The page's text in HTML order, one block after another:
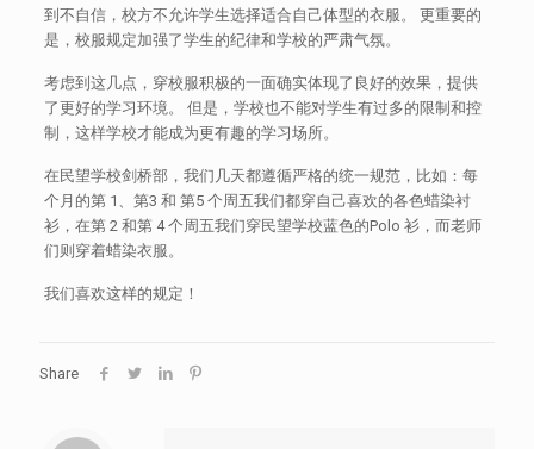
到不自信，校方不允许学生选择适合自己体型的衣服。 更重要的
是，校服规定加强了学生的纪律和学校的严肃气氛。
考虑到这几点，穿校服积极的一面确实体现了良好的效果，提供
了更好的学习环境。 但是，学校也不能对学生有过多的限制和控
制，这样学校才能成为更有趣的学习场所。
在民望学校剑桥部，我们几天都遵循严格的统一规范，比如：每
个月的第 1、第3 和 第5 个周五我们都穿自己喜欢的各色蜡染衬
衫，在第 2 和第 4 个周五我们穿民望学校蓝色的Polo 衫，而老师
们则穿着蜡染衣服。
我们喜欢这样的规定！
Share